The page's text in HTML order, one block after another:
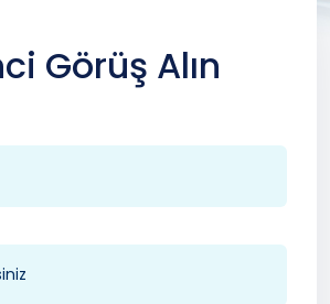
Görüş Alın